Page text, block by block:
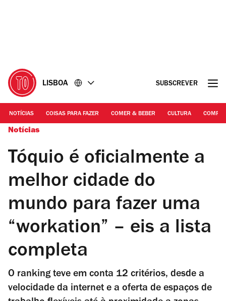
LISBOA SUBSCREVER
NOTÍCIAS COISAS PARA FAZER COMER & BEBER CULTURA
Notícias
Tóquio é oficialmente a
melhor cidade do
mundo para fazer uma
“workation” – eis a lista
completa
O ranking teve em conta 12 critérios, desde a
velocidade da internet e a oferta de espaços de